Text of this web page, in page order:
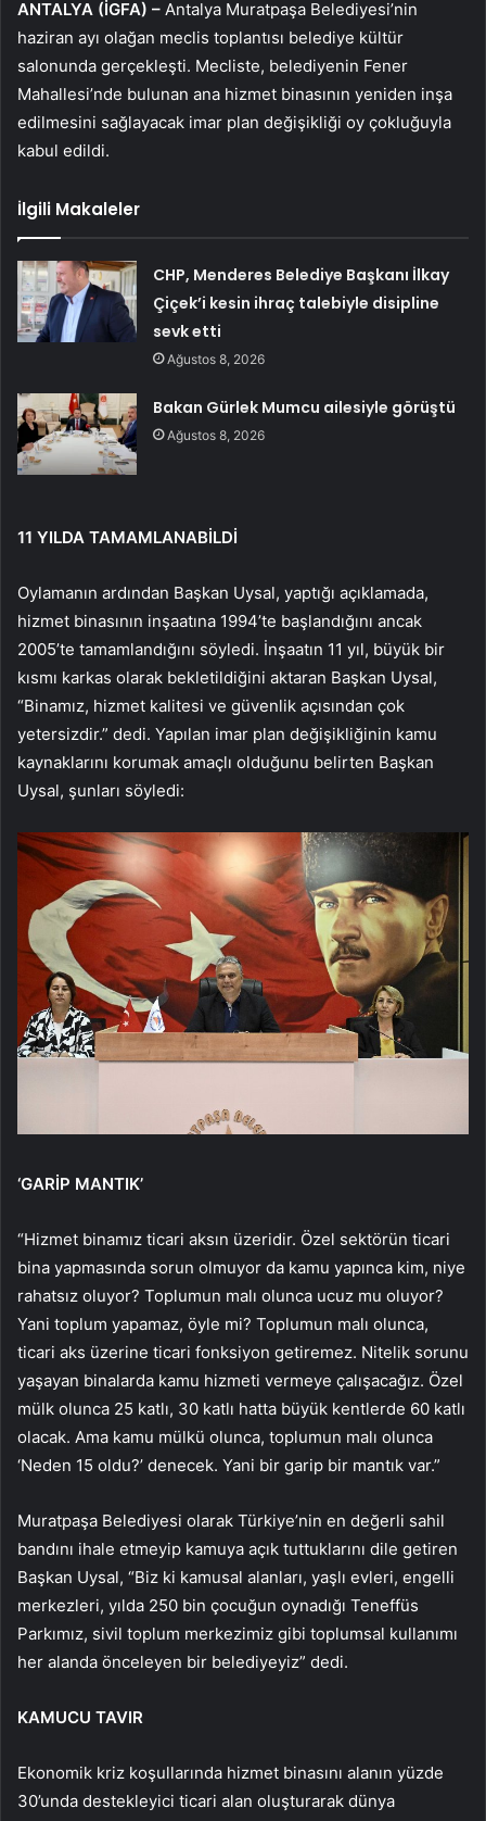
ANTALYA (İGFA) – Antalya Muratpaşa Belediyesi’nin
haziran ayı olağan meclis toplantısı belediye kültür
salonunda gerçekleşti. Mecliste, belediyenin Fener
Mahallesi’nde bulunan ana hizmet binasının yeniden inşa
edilmesini sağlayacak imar plan değişikliği oy çokluğuyla
kabul edildi.
İlgili Makaleler
CHP, Menderes Belediye Başkanı İlkay
Çiçek’i kesin ihraç talebiyle disipline
sevk etti
Ağustos 8, 2026
Bakan Gürlek Mumcu ailesiyle görüştü
Ağustos 8, 2026
11 YILDA TAMAMLANABİLDİ
Oylamanın ardından Başkan Uysal, yaptığı açıklamada,
hizmet binasının inşaatına 1994’te başlandığını ancak
2005’te tamamlandığını söyledi. İnşaatın 11 yıl, büyük bir
kısmı karkas olarak bekletildiğini aktaran Başkan Uysal,
“Binamız, hizmet kalitesi ve güvenlik açısından çok
yetersizdir.” dedi. Yapılan imar plan değişikliğinin kamu
kaynaklarını korumak amaçlı olduğunu belirten Başkan
Uysal, şunları söyledi:
‘GARİP MANTIK’
“Hizmet binamız ticari aksın üzeridir. Özel sektörün ticari
bina yapmasında sorun olmuyor da kamu yapınca kim, niye
rahatsız oluyor? Toplumun malı olunca ucuz mu oluyor?
Yani toplum yapamaz, öyle mi? Toplumun malı olunca,
ticari aks üzerine ticari fonksiyon getiremez. Nitelik sorunu
yaşayan binalarda kamu hizmeti vermeye çalışacağız. Özel
mülk olunca 25 katlı, 30 katlı hatta büyük kentlerde 60 katlı
olacak. Ama kamu mülkü olunca, toplumun malı olunca
‘Neden 15 oldu?’ denecek. Yani bir garip bir mantık var.”
Muratpaşa Belediyesi olarak Türkiye’nin en değerli sahil
bandını ihale etmeyip kamuya açık tuttuklarını dile getiren
Başkan Uysal, “Biz ki kamusal alanları, yaşlı evleri, engelli
merkezleri, yılda 250 bin çocuğun oynadığı Teneffüs
Parkımız, sivil toplum merkezimiz gibi toplumsal kullanımı
her alanda önceleyen bir belediyeyiz” dedi.
KAMUCU TAVIR
Ekonomik kriz koşullarında hizmet binasını alanın yüzde
30’unda destekleyici ticari alan oluşturarak dünya